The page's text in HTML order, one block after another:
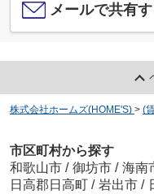
メールで共有
株式会社ホームズ(HOME'S) > (
市区町村から探す
和歌山市 / 御坊市 / 海南
日高郡日高町 / 岩出市 /